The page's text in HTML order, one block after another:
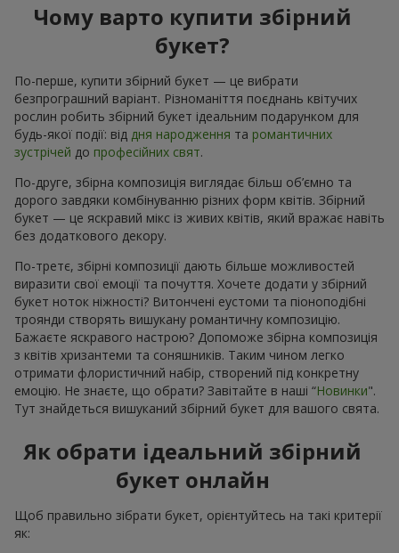
Чому варто купити збірний
букет?
По-перше, купити збірний букет — це вибрати
безпрограшний варіант. Різноманіття поєднань квітучих
рослин робить збірний букет ідеальним подарунком для
будь-якої події: від дня народження та романтичних
зустрічей до професійних свят.
По-друге, збірна композиція виглядає більш об’ємно та
дорого завдяки комбінуванню різних форм квітів. Збірний
букет — це яскравий мікс із живих квітів, який вражає навіть
без додаткового декору.
По-третє, збірні композиції дають більше можливостей
виразити свої емоції та почуття. Хочете додати у збірний
букет ноток ніжності? Витончені еустоми та піоноподібні
троянди створять вишукану романтичну композицію.
Бажаєте яскравого настрою? Допоможе збірна композиція
з квітів хризантеми та соняшників. Таким чином легко
отримати флористичний набір, створений під конкретну
емоцію. Не знаєте, що обрати? Завітайте в наші “Новинки".
Тут знайдеться вишуканий збірний букет для вашого свята.
Як обрати ідеальний збірний
букет онлайн
Щоб правильно зібрати букет, орієнтуйтесь на такі критерії
як: